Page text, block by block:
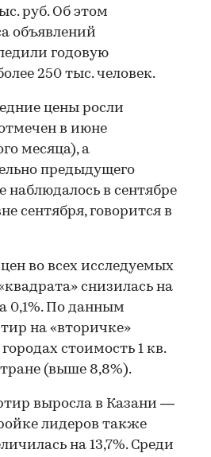
руб. Об этом
объявлений
годовую
250 тыс. человек.
цены росли
в июне
месяца), а
предыдущего
в сентябре
сентября, говорится в
во всех исследуемых
снизилась на
0,1%. По данным
на «вторичке»
стоимость 1 кв.
(выше 8,8%).
выросла в Казани —
лидеров также
на 13,7%. Среди